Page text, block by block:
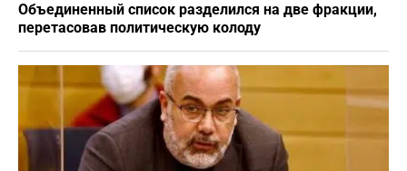
Объединенный список разделился на две фракции,
перетасовав политическую колоду